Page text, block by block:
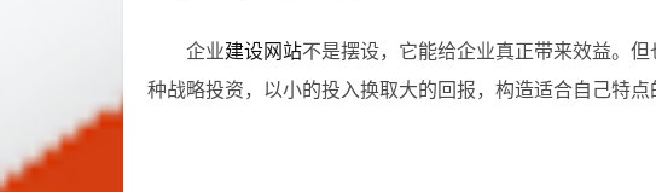
企业建设网站不是摆设，它能给企业真正带来效益。
种战略投资，以小的投入换取大的回报，构造适合自己特点